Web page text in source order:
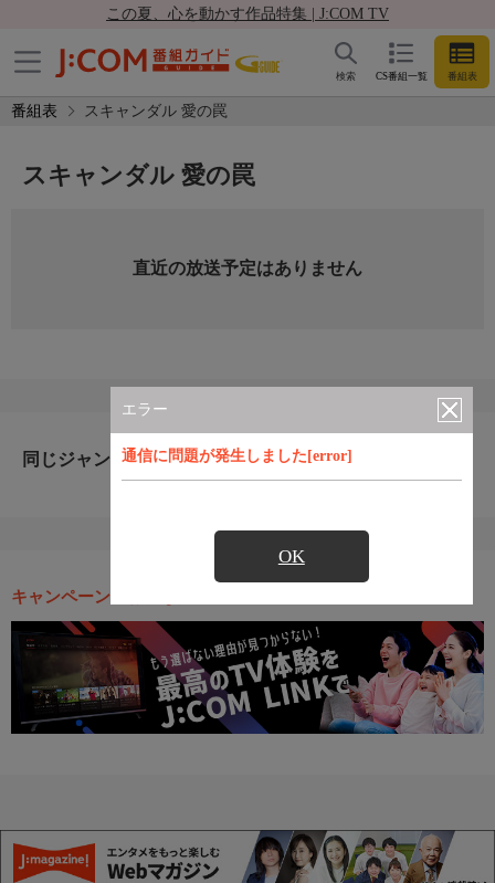
この夏、心を動かす作品特集 | J:COM TV
CS番組一覧 番組表
検索
番組表 スキャンダル 愛の罠
エラー
通信に問題が発生しました[error]
OK
スキャンダル 愛の罠
直近の放送予定はありません
同じジャンルのおすすめ番組
キャンペーン・お得な情報